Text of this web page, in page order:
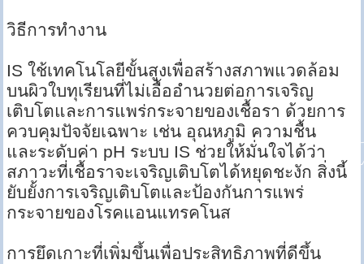
วิธีการทำงาน
IS ใช้เทคโนโลยีขั้นสูงเพื่อสร้างสภาพแวดล้อม
บนผิวใบทุเรียนที่ไม่เอื้ออำนวยต่อการเจริญ
เติบโตและการแพร่กระจายของเชื้อรา ด้วยการ
ควบคุมปัจจัยเฉพาะ เช่น อุณหภูมิ ความชื้น
และระดับค่า pH ระบบ IS ช่วยให้มั่นใจได้ว่า
สภาวะที่เชื้อราจะเจริญเติบโตได้หยุดชะงัก สิ่งนี้
ยับยั้งการเจริญเติบโตและป้องกันการแพร่
กระจายของโรคแอนแทรคโนส
การยึดเกาะที่เพิ่มขึ้นเพื่อประสิทธิภาพที่ดีขึ้น